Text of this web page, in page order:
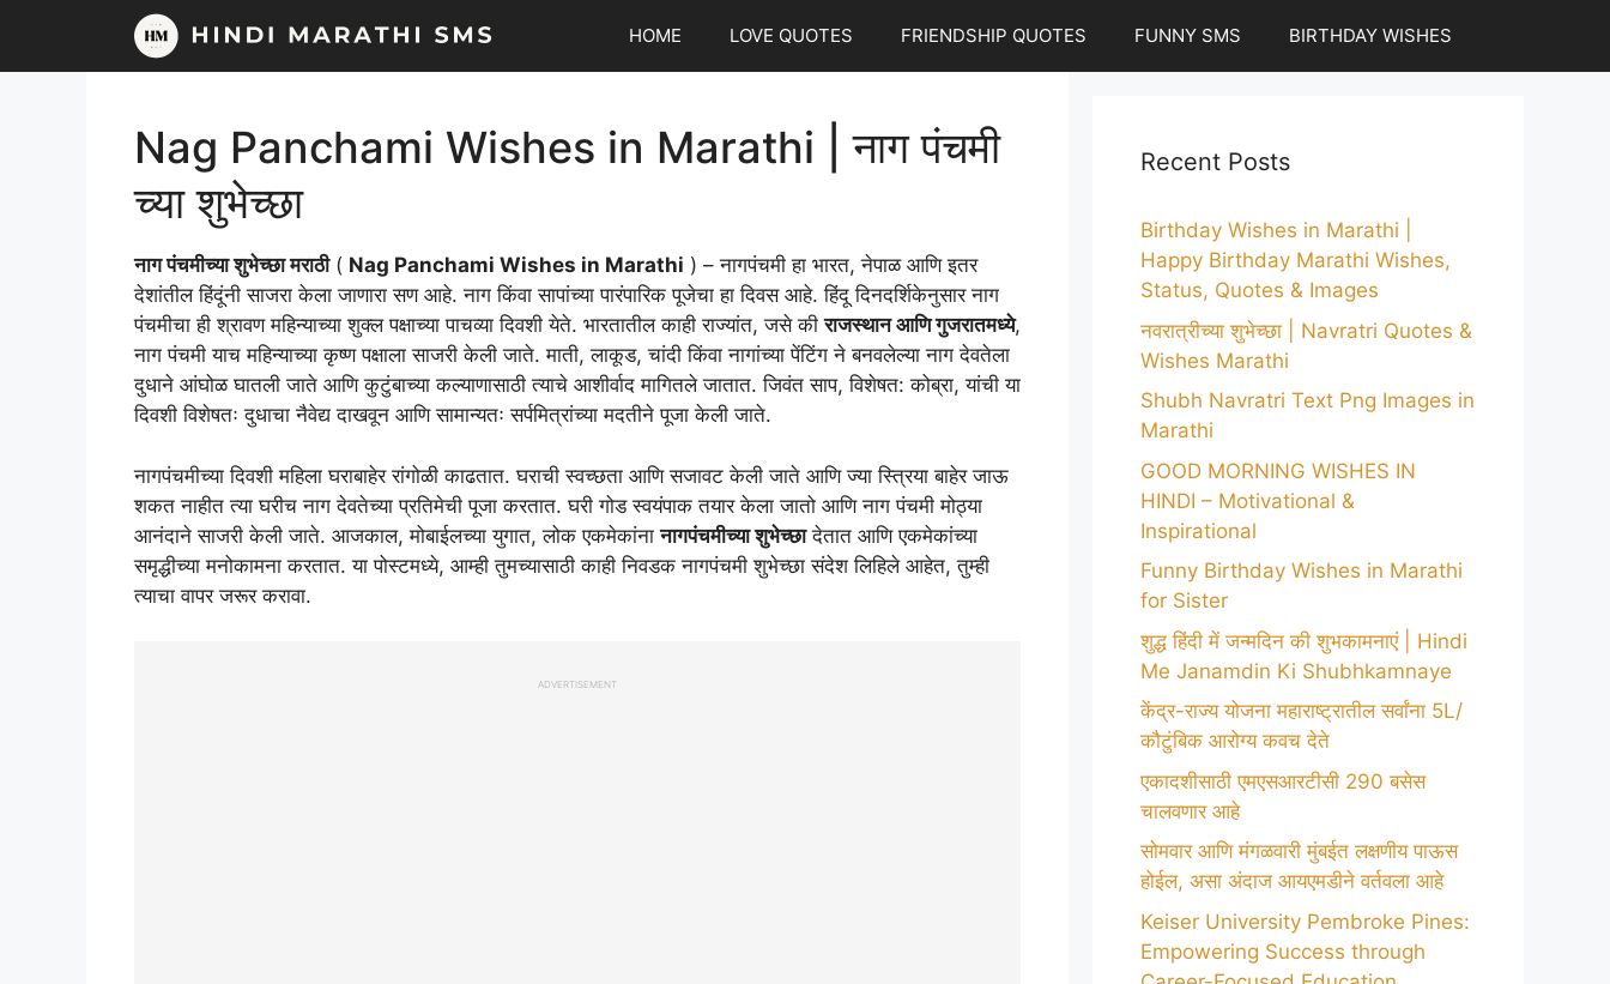
content
HOME LOVE QUOTES FRIENDSHIP QUOTES FUNNY SMS BIRTHDAY WISHES
Nag Panchami Wishes in Marathi | नाग पंचमी
च्या शुभेच्छा
नाग पंचमीच्या शुभेच्छा मराठी( Nag Panchami Wishes in Marathi ) – नागपंचमी हा भारत, नेपाळ आणि इतर
देशांतील हिंदूंनी साजरा केला जाणारा सण आहे. नाग किंवा सापांच्या पारंपारिक पूजेचा हा दिवस आहे. हिंदू दिनदर्शिकेनुसार नाग
पंचमीचा ही श्रावण महिन्याच्या शुक्ल पक्षाच्या पाचव्या दिवशी येते. भारतातील काही राज्यांत, जसे कीराजस्थान आणि गुजरातमध्ये,
नाग पंचमी याच महिन्याच्या कृष्ण पक्षाला साजरी केली जाते. माती, लाकूड, चांदी किंवा नागांच्या पेंटिंग ने बनवलेल्या नाग देवतेला
दुधाने आंघोळ घातली जाते आणि कुटुंबाच्या कल्याणासाठी त्याचे आशीर्वाद मागितले जातात. जिवंत साप, विशेषत: कोब्रा, यांची या
दिवशी विशेषतः दुधाचा नैवेद्य दाखवून आणि सामान्यतः सर्पमित्रांच्या मदतीने पूजा केली जाते.
नागपंचमीच्या दिवशी महिला घराबाहेर रांगोळी काढतात. घराची स्वच्छता आणि सजावट केली जाते आणि ज्या स्त्रिया बाहेर जाऊ
शकत नाहीत त्या घरीच नाग देवतेच्या प्रतिमेची पूजा करतात. घरी गोड स्वयंपाक तयार केला जातो आणि नाग पंचमी मोठ्या
आनंदाने साजरी केली जाते. आजकाल, मोबाईलच्या युगात, लोक एकमेकांनानागपंचमीच्या शुभेच्छादेतात आणि एकमेकांच्या
समृद्धीच्या मनोकामना करतात. या पोस्टमध्ये, आम्ही तुमच्यासाठी काही निवडक नागपंचमी शुभेच्छा संदेश लिहिले आहेत, तुम्ही
त्याचा वापर जरूर करावा.
ADVERTISEMENT
Recent Posts
Birthday Wishes in Marathi |
Happy Birthday Marathi Wishes,
Status, Quotes & Images
नवरात्रीच्या शुभेच्छा | Navratri Quotes &
Wishes Marathi
Shubh Navratri Text Png Images in
Marathi
GOOD MORNING WISHES IN
HINDI – Motivational &
Inspirational
Funny Birthday Wishes in Marathi
for Sister
शुद्ध हिंदी में जन्मदिन की शुभकामनाएं | Hindi
Me Janamdin Ki Shubhkamnaye
केंद्र-राज्य योजना महाराष्ट्रातील सर्वांना 5L/
कौटुंबिक आरोग्य कवच देते
एकादशीसाठी एमएसआरटीसी 290 बसेस
चालवणार आहे
सोमवार आणि मंगळवारी मुंबईत लक्षणीय पाऊस
होईल, असा अंदाज आयएमडीने वर्तवला आहे
Keiser University Pembroke Pines:
Empowering Success through